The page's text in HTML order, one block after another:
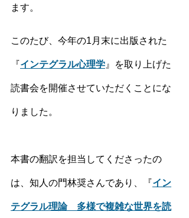
ます。
このたび、今年の1月末に出版された
『インテグラル心理学 』を取り上げた
読書会を開催させていただくことにな
りました。
本書の翻訳を担当してくださったの
は、知人の門林奨さんであり、『イン
テグラル理論　多様で複雑な世界を読